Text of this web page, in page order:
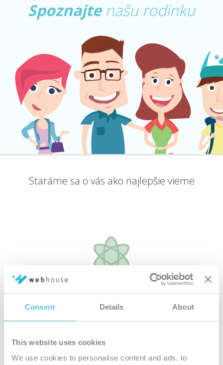
Consent Details About
This website uses cookies
We use cookies to personalise content and ads, to
Spoznajtenašu rodinku
Staráme sa o vás ako najlepšie vieme
Špičkovéhardvérové vybavenie